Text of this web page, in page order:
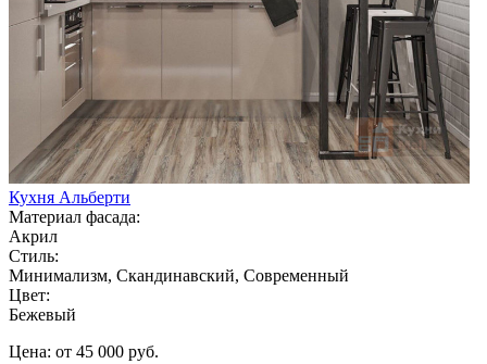
Кухня Альберти
Материал фасада:
Акрил
Стиль:
Минимализм, Скандинавский, Современный
Цвет:
Бежевый
Цена: от 45 000 руб.